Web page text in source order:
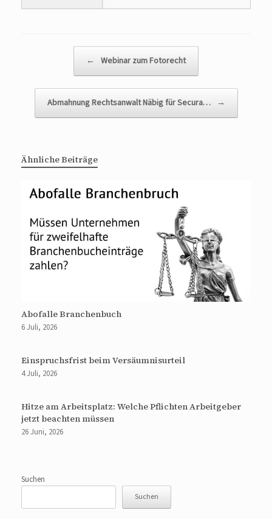
← Webinar zum Fotorecht
Abmahnung Rechtsanwalt Näbig für Secura… →
Ähnliche Beiträge
Abofalle Branchenbuch
6 Juli, 2026
Einspruchsfrist beim Versäumnisurteil
4 Juli, 2026
Hitze am Arbeitsplatz: Welche Pflichten Arbeitgeber
jetzt beachten müssen
26 Juni, 2026
Suchen
Suchen